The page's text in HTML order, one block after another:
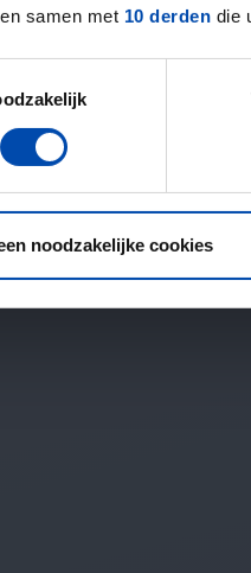
samen met 10 derden die
noodzakelijke cookies